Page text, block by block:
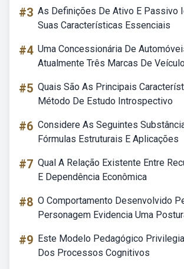
#3 As Definições De Ativo E Passivo
Suas Características Essenciais
#4 Uma Concessionária De
Atualmente Três Marcas De
#5 Quais São As Principais
Método De Estudo Introspectivo
#6 Considere As Seguintes
Fórmulas Estruturais E Aplicações
#7 Qual A Relação Existente Entre
E Dependência Econômica
#8 O Comportamento Desenvolvido
Personagem Evidencia Uma
#9 Este Modelo Pedagógico
Dos Processos Cognitivos